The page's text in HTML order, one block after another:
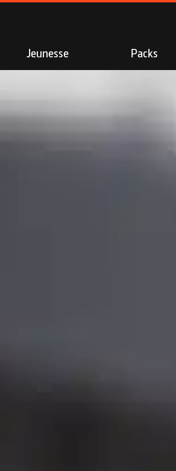
Jeunesse Packs